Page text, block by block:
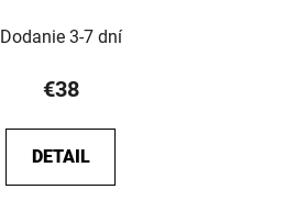
Dodanie 3-7 dní
€38
DETAIL